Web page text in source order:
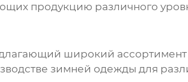
продукцию различного
широкий
зимней одежды для